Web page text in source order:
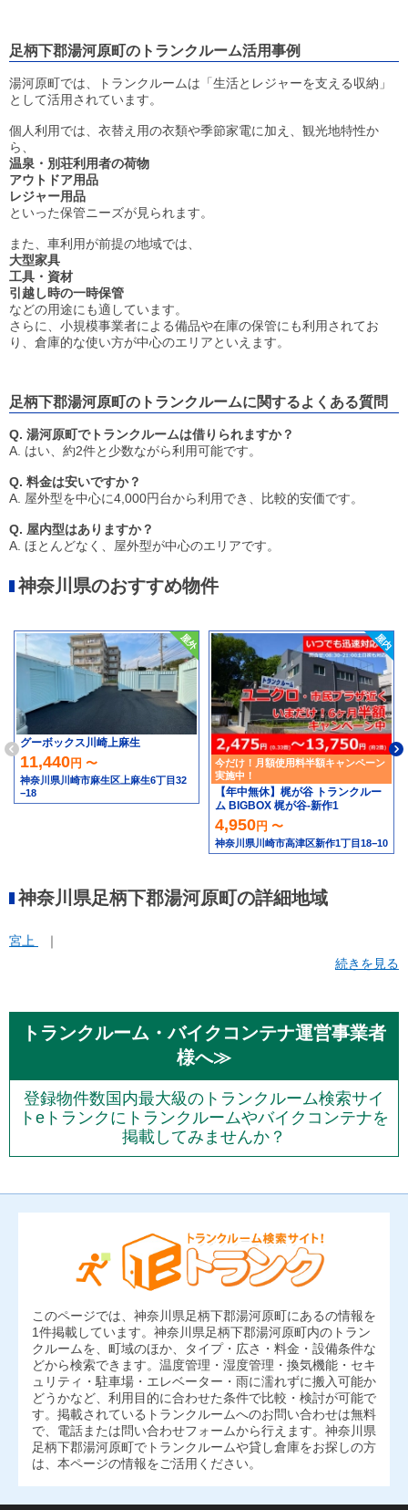
足柄下郡湯河原町のトランクルーム活用事例
湯河原町では、トランクルームは「生活とレジャーを支える収納」
として活用されています。
個人利用では、衣替え用の衣類や季節家電に加え、観光地特性か
ら、
温泉・別荘利用者の荷物
アウトドア用品
レジャー用品
といった保管ニーズが見られます。
また、車利用が前提の地域では、
大型家具
工具・資材
引越し時の一時保管
などの用途にも適しています。
さらに、小規模事業者による備品や在庫の保管にも利用されてお
り、倉庫的な使い方が中心のエリアといえます。
足柄下郡湯河原町のトランクルームに関するよくある質問
Q. 湯河原町でトランクルームは借りられますか？
A. はい、約2件と少数ながら利用可能です。
Q. 料金は安いですか？
A. 屋外型を中心に4,000円台から利用でき、比較的安価です。
Q. 屋内型はありますか？
A. ほとんどなく、屋外型が中心のエリアです。
神奈川県のおすすめ物件
グーボックス川崎上麻生
11,440円 〜
神奈川県川崎市麻生区上麻生6丁目32
−18
今だけ！月額使用料半額キャンペーン
実施中！
【年中無休】梶が谷 トランクルー
ム BIGBOX 梶が谷-新作1
4,950円 〜
神奈川県川崎市高津区新作1丁目18−10
神奈川県足柄下郡湯河原町の詳細地域
宮上
続きを見る
トランクルーム・バイクコンテナ運営事業者
様へ≫
登録物件数国内最大級のトランクルーム検索サイ
トeトランクにトランクルームやバイクコンテナを
掲載してみませんか？
このページでは、神奈川県足柄下郡湯河原町にあるの情報を
1件掲載しています。神奈川県足柄下郡湯河原町内のトラン
クルームを、町域のほか、タイプ・広さ・料金・設備条件な
どから検索できます。温度管理・湿度管理・換気機能・セキ
ュリティ・駐車場・エレベーター・雨に濡れずに搬入可能か
どうかなど、利用目的に合わせた条件で比較・検討が可能で
す。掲載されているトランクルームへのお問い合わせは無料
で、電話または問い合わせフォームから行えます。神奈川県
足柄下郡湯河原町でトランクルームや貸し倉庫をお探しの方
は、本ページの情報をご活用ください。